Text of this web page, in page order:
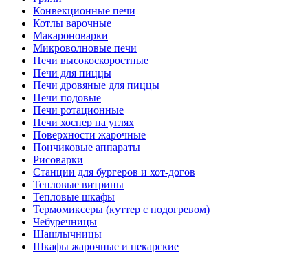
Конвекционные печи
Котлы варочные
Макароноварки
Микроволновые печи
Печи высокоскоростные
Печи для пиццы
Печи дровяные для пиццы
Печи подовые
Печи ротационные
Печи хоспер на углях
Поверхности жарочные
Пончиковые аппараты
Рисоварки
Станции для бургеров и хот-догов
Тепловые витрины
Тепловые шкафы
Термомиксеры (куттер с подогревом)
Чебуречницы
Шашлычницы
Шкафы жарочные и пекарские